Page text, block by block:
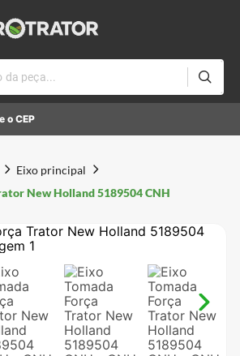
da peça...
o CEP
Eixo principal
New Holland 5189504 CNH